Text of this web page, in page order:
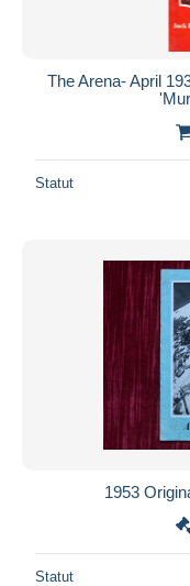
The Arena- April
Statut
1953
Statut